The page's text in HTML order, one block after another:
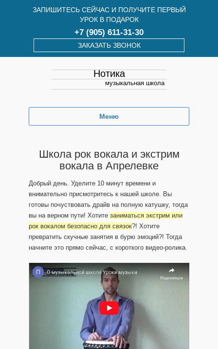
ЗАПИШИТЕСЬ СЕЙЧАС И ПОЛУЧИТЕ ПЕРВЫЙ
УРОК В ПОДАРОК
+7 (905) 611-31-30
ЗАКАЗАТЬ ЗВОНОК
Нотика
музыкальная школа
Меню
Школа рок вокала и экстрим
вокала в Апрелевке
Добрый день. Уделите 10 минут времени и
внимательно присмотритесь к нашей школе. Вы
готовы почуствовать драйв на полную катушку, тогда
вы на верном пути! Хотите заниматься экстрим или
рок вокалом безопасно для связок?! Хотите
превратить скучные занятия в бурю эмоций?! Тогда
начните это прямо сейчас, с короткого видео-ролика.